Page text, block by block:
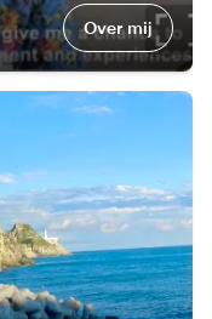
Over mij